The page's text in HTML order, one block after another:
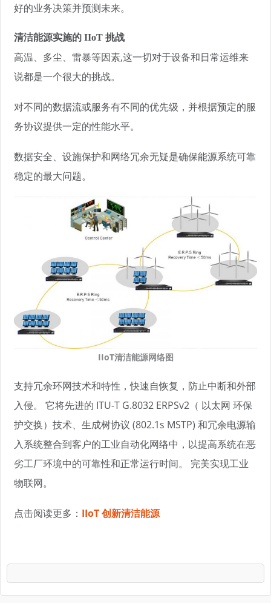
好的业务决策并预测未来。
清洁能源实施的 IIoT 挑战
高温、多尘、雷暴等因素,这一切对于设备和日常运维来
说都是一个很大的挑战。
对不同的数据流或服务有不同的优先级，并根据预定的服
务协议提供一定的性能水平。
数据安全、设施保护和网络冗余无疑是确保能源系统可靠
稳定的最大问题。
IIoT清洁能源网络图
支持冗余环网技术和特性，快速自恢复，防止中断和外部
入侵。 它将先进的 ITU-T G.8032 ERPSv2（ 以太网 环保
护交换）技术、生成树协议 (802.1s MSTP) 和冗余电源输
入系统整合到客户的工业自动化网络中，以提高系统在恶
劣工厂环境中的可靠性和正常运行时间。 完美实现工业
物联网。
点击阅读更多： IIoT 创新清洁能源